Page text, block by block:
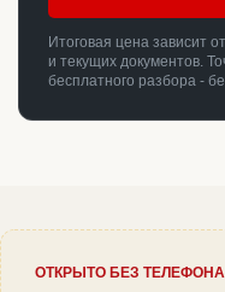
Итоговая цена зависит
и текущих документов.
бесплатного разбора -
ОТКРЫТО БЕЗ ТЕЛЕФОНА